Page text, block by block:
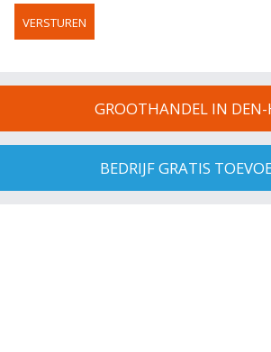
GROOTHANDEL IN
BEDRIJF GRATIS